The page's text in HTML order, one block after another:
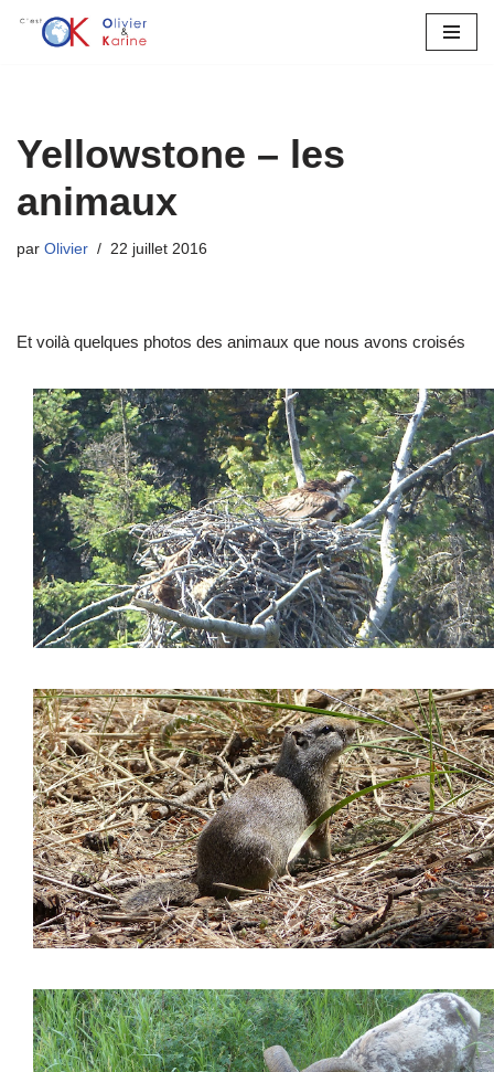
Yellowstone – les
animaux
par Olivier 22 juillet 2016
Et voilà quelques photos des animaux que nous avons croisés